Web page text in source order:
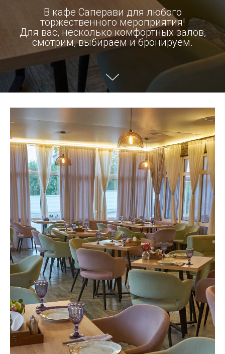
В кафе Саперави для любого
торжественного мероприятия!
Для вас, несколько комфортных залов,
смотрим, выбираем и бронируем.